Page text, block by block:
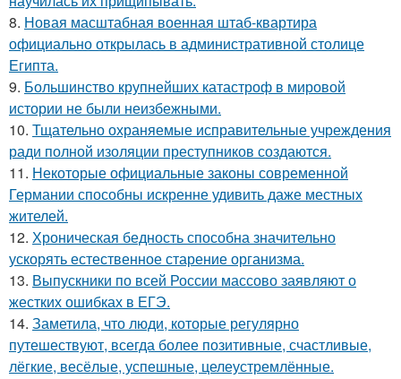
8. Новая масштабная военная штаб-квартира
официально открылась в административной столице
Египта.
9. Большинство крупнейших катастроф в мировой
истории не были неизбежными.
10. Тщательно охраняемые исправительные учреждения
ради полной изоляции преступников создаются.
11. Некоторые официальные законы современной
Германии способны искренне удивить даже местных
жителей.
12. Хроническая бедность способна значительно
ускорять естественное старение организма.
13. Выпускники по всей России массово заявляют о
жестких ошибках в ЕГЭ.
14. Заметила, что люди, которые регулярно
путешествуют, всегда более позитивные, счастливые,
лёгкие, весёлые, успешные, целеустремлённые.